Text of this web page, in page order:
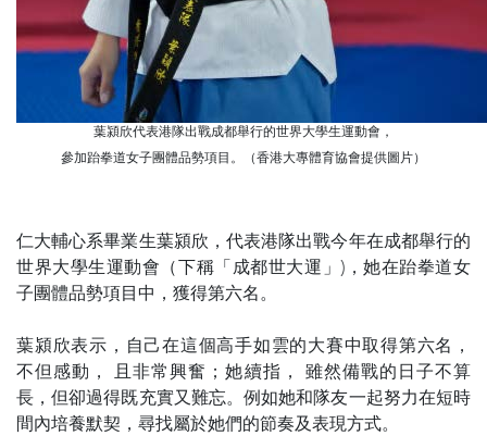
葉潁欣代表港隊出戰成都舉行的世界大學生運動會，
參加跆拳道女子團體品勢項目。（香港大專體育協會提供圖片）
仁大輔心系畢業生葉潁欣，代表港隊出戰今年在成都舉行的
世界大學生運動會（下稱「成都世大運」)，她在跆拳道女
子團體品勢項目中，獲得第六名。
葉潁欣表示，自己在這個高手如雲的大賽中取得第六名，
不但感動， 且非常興奮；她續指， 雖然備戰的日子不算
長，但卻過得既充實又難忘。例如她和隊友一起努力在短時
間內培養默契，尋找屬於她們的節奏及表現方式。